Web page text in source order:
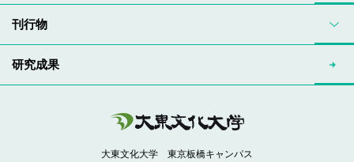
大東文化大学 東京板橋キャンパス
刊行物
研究成果